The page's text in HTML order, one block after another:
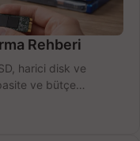
Rehberi
harici disk ve
ve bütçe